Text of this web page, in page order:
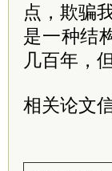
点，欺骗
是一种结
几百年，
相关论文